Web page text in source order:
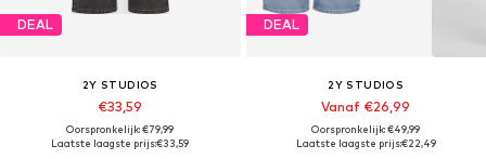
DEAL
2Y STUDIOS
€33,59
Oorspronkelijk: €79,99
Laatste laagste prijs:€33,59
DEAL
2Y STUDIOS
Vanaf €26,99
Oorspronkelijk: €49,99
Laatste laagste prijs:€22,49